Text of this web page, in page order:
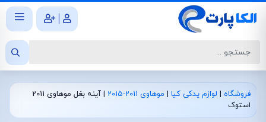
|
فروشگاه | لوازم یدکی کیا | موهاوی 2011-2015 |
آینه بغل موهاوی 2011
استوک